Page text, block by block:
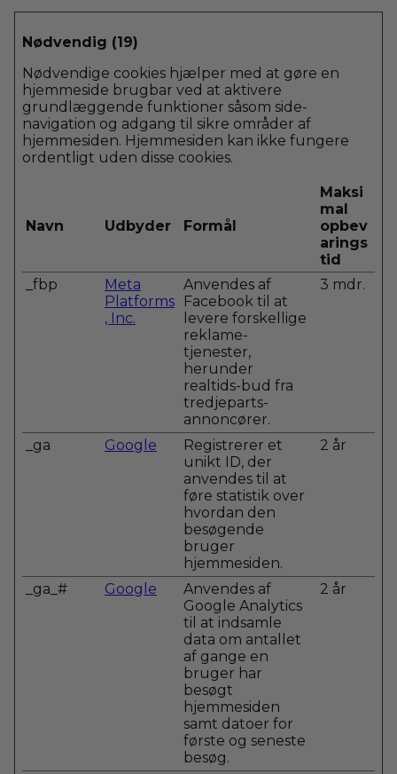
Nødvendig (19)
Nødvendige cookies hjælper med at gøre en
hjemmeside brugbar ved at aktivere
grundlæggende funktioner såsom side-
navigation og adgang til sikre områder af
hjemmesiden. Hjemmesiden kan ikke fungere
ordentligt uden disse cookies.
Navn Udbyder Formål
Maksi
mal
opbev
arings
tid
_fbp
Meta
Platforms
, Inc.
Anvendes af
Facebook til at
levere forskellige
reklame-
tjenester,
herunder
realtids-bud fra
tredjeparts-
annoncører.
3 mdr.
_ga Google
Registrerer et
unikt ID, der
anvendes til at
føre statistik over
hvordan den
besøgende
bruger
hjemmesiden.
2 år
_ga_# Google
Anvendes af
Google Analytics
til at indsamle
data om antallet
af gange en
bruger har
besøgt
hjemmesiden
samt datoer for
første og seneste
besøg.
2 år